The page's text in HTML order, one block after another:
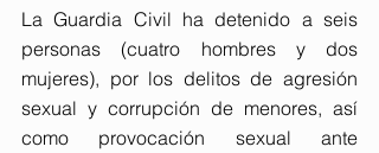
La Guardia Civil ha detenido a seis
personas (cuatro hombres y dos
mujeres), por los delitos de agresión
sexual y corrupción de menores, así
como provocación sexual ante